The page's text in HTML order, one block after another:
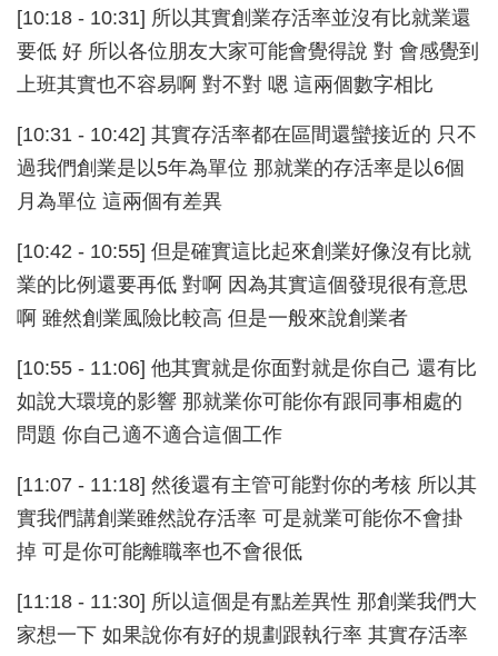
[10:18 - 10:31] 所以其實創業存活率並沒有比就業還
要低 好 所以各位朋友大家可能會覺得說 對 會感覺到
上班其實也不容易啊 對不對 嗯 這兩個數字相比
[10:31 - 10:42] 其實存活率都在區間還蠻接近的 只不
過我們創業是以5年為單位 那就業的存活率是以6個
月為單位 這兩個有差異
[10:42 - 10:55] 但是確實這比起來創業好像沒有比就
業的比例還要再低 對啊 因為其實這個發現很有意思
啊 雖然創業風險比較高 但是一般來說創業者
[10:55 - 11:06] 他其實就是你面對就是你自己 還有比
如說大環境的影響 那就業你可能你有跟同事相處的
問題 你自己適不適合這個工作
[11:07 - 11:18] 然後還有主管可能對你的考核 所以其
實我們講創業雖然說存活率 可是就業可能你不會掛
掉 可是你可能離職率也不會很低
[11:18 - 11:30] 所以這個是有點差異性 那創業我們大
家想一下 如果說你有好的規劃跟執行率 其實存活率